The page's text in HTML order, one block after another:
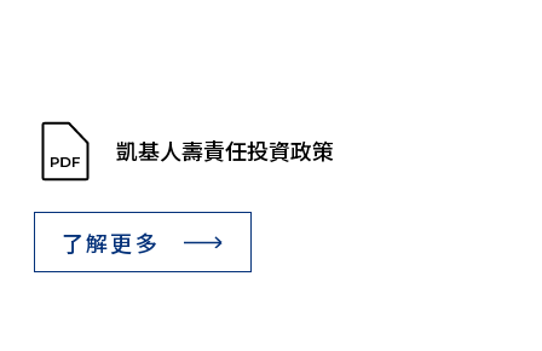
凱基人壽責任投資政策
了解更多